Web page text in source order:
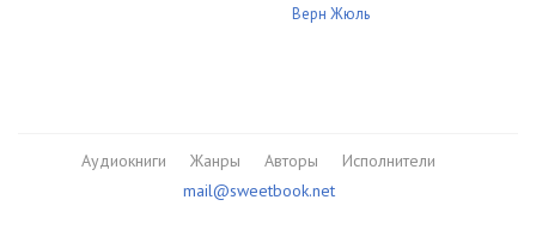
Верн Жюль
Аудиокниги Жанры Авторы
Исполнители
mail@sweetbook.net